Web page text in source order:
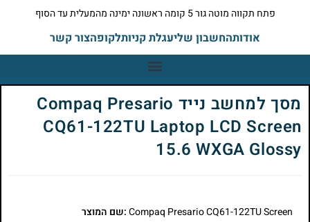
פתח תקווה מוטה גור 5 קומה ראשונה ימינה מהמעלית עד הסוף
אודותהחשבון שליעגלת קניותלקופהצור קשר
מסך למחשב נייד Compaq Presario
CQ61-122TU Laptop LCD Screen
15.6 WXGA Glossy
:שם המוצר